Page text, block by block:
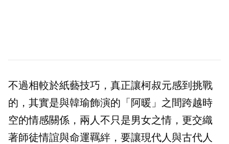
不過相較於紙藝技巧，真正讓柯叔元感到挑戰
的，其實是與韓瑜飾演的「阿暖」之間跨越時
空的情感關係，兩人不只是男女之情，更交織
著師徒情誼與命運羈絆，要讓現代人與古代人